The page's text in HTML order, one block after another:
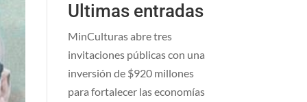
Ultimas entradas
MinCulturas abre tres
invitaciones públicas con una
inversión de $920 millones
para fortalecer las economías